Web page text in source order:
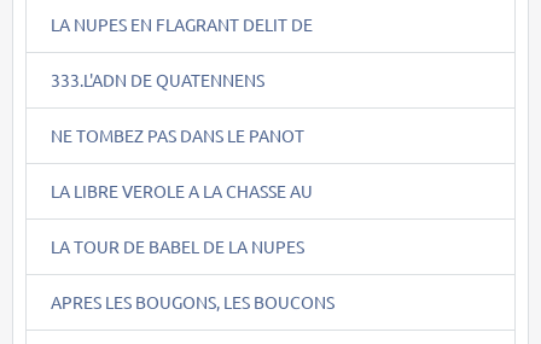
LA NUPES EN FLAGRANT DELIT DE
333.L'ADN DE QUATENNENS
NE TOMBEZ PAS DANS LE PANOT
LA LIBRE VEROLE A LA CHASSE AU
LA TOUR DE BABEL DE LA NUPES
APRES LES BOUGONS, LES BOUCONS